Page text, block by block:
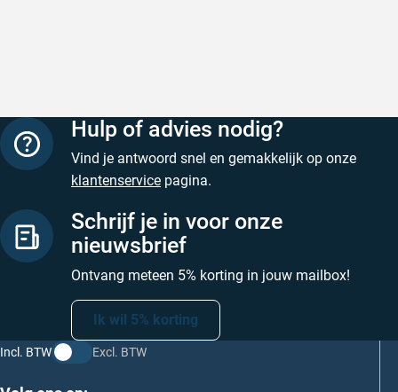
Hulp of advies nodig?
Vind je antwoord snel en gemakkelijk op onze
klantenservice pagina.
Schrijf je in voor onze
nieuwsbrief
Ontvang meteen 5% korting in jouw mailbox!
Ik wil 5% korting
Incl. BTW Excl. BTW